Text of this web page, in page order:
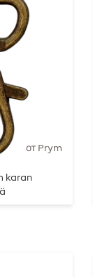
от Prym
karan